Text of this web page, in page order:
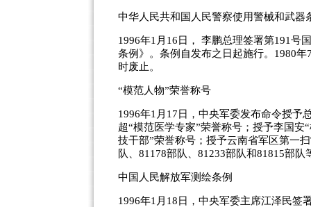
中华人民共和国人民警察使用警械和武器
1996年1月16日， 李鹏总理签署第191号
条例》。条例自发布之日起施行。1980
时废止。
“模范人物”荣誉称号
1996年1月17日，中央军委发布命令授予
超“模范医学专家”荣誉称号；授予李国
技干部”荣誉称号；授予云南省军区第一
队、81178部队、81233部队和81815部
中国人民解放军测绘条例
1996年1月18日，中央军委主席江泽民签